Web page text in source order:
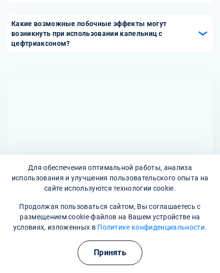
необходимо обеспечить высокую концентрацию
антибиотика в крови.
цефтриаксоном, который разводится согласно
инструкции. Затем медицинский работник устанавливает
капельницу и контролирует скорость введения. Важно
Какие возможные побочные эффекты могут
возникнуть при использовании капельниц с
цефтриаксоном?
Адреса наших клиник
Наши контакты
Для обеспечения оптимальной работы, анализа
использования и улучшения пользовательского опыта на
сайте используются технологии cookie.
Продолжая пользоваться сайтом, Вы соглашаетесь с
размещением cookie-файлов на Вашем устройстве на
условиях, изложенных в Политике конфиденциальности.
Принять